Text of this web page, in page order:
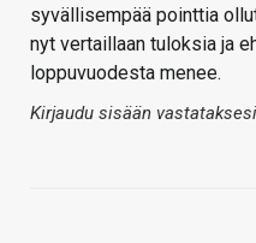
syvällisempää pointtia
nyt vertaillaan tuloksia ja
loppuvuodesta menee.
Kirjaudu sisään vastataksesi